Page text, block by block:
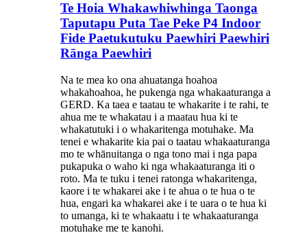
Te Hoia Whakawhiwhinga Taonga
Taputapu Puta Tae Peke P4 Indoor
Fide Paetukutuku Paewhiri Paewhiri
Rānga Paewhiri
Na te mea ko ona ahuatanga hoahoa
whakahoahoa, he pukenga nga whakaaturanga a
GERD. Ka taea e taatau te whakarite i te rahi, te
ahua me te whakatau i a maatau hua ki te
whakatutuki i o whakaritenga motuhake. Ma
tenei e whakarite kia pai o taatau whakaaturanga
mo te whānuitanga o nga tono mai i nga papa
pukapuka o waho ki nga whakaaturanga iti o
roto. Ma te tuku i tenei ratonga whakaritenga,
kaore i te whakarei ake i te ahua o te hua o te
hua, engari ka whakarei ake i te uara o te hua ki
to umanga, ki te whakaatu i te whakaaturanga
motuhake me te kanohi.